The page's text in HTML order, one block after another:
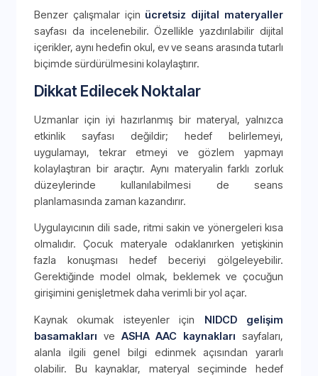
Benzer çalışmalar için ücretsiz dijital materyaller
sayfası da incelenebilir. Özellikle yazdırılabilir dijital
içerikler, aynı hedefin okul, ev ve seans arasında tutarlı
biçimde sürdürülmesini kolaylaştırır.
Dikkat Edilecek Noktalar
Uzmanlar için iyi hazırlanmış bir materyal, yalnızca
etkinlik sayfası değildir; hedef belirlemeyi,
uygulamayı, tekrar etmeyi ve gözlem yapmayı
kolaylaştıran bir araçtır. Aynı materyalin farklı zorluk
düzeylerinde kullanılabilmesi de seans
planlamasında zaman kazandırır.
Uygulayıcının dili sade, ritmi sakin ve yönergeleri kısa
olmalıdır. Çocuk materyale odaklanırken yetişkinin
fazla konuşması hedef beceriyi gölgeleyebilir.
Gerektiğinde model olmak, beklemek ve çocuğun
girişimini genişletmek daha verimli bir yol açar.
Kaynak okumak isteyenler için NIDCD gelişim
basamakları ve ASHA AAC kaynakları sayfaları,
alanla ilgili genel bilgi edinmek açısından yararlı
olabilir. Bu kaynaklar, materyal seçiminde hedef